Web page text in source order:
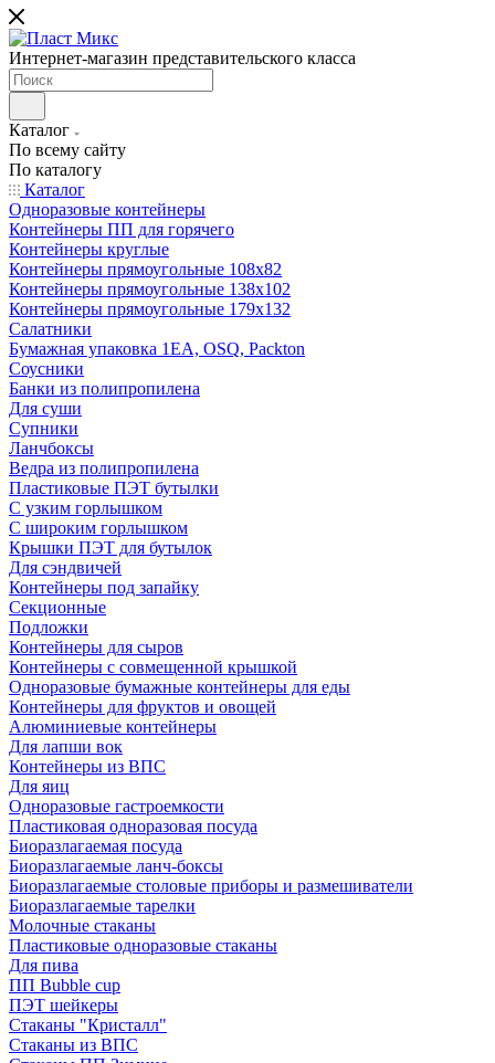
Интернет-магазин представительского класса
Каталог
По всему сайту
По каталогу
Каталог
Одноразовые контейнеры
Контейнеры ПП для горячего
Контейнеры круглые
Контейнеры прямоугольные 108х82
Контейнеры прямоугольные 138х102
Контейнеры прямоугольные 179х132
Салатники
Бумажная упаковка 1ЕА, OSQ, Packton
Соусники
Банки из полипропилена
Для суши
Супники
Ланчбоксы
Ведра из полипропилена
Пластиковые ПЭТ бутылки
С узким горлышком
С широким горлышком
Крышки ПЭТ для бутылок
Для сэндвичей
Контейнеры под запайку
Секционные
Подложки
Контейнеры для сыров
Контейнеры с совмещенной крышкой
Одноразовые бумажные контейнеры для еды
Контейнеры для фруктов и овощей
Алюминиевые контейнеры
Для лапши вок
Контейнеры из ВПС
Для яиц
Одноразовые гастроемкости
Пластиковая одноразовая посуда
Биоразлагаемая посуда
Биоразлагаемые ланч-боксы
Биоразлагаемые столовые приборы и размешиватели
Биоразлагаемые тарелки
Молочные стаканы
Пластиковые одноразовые стаканы
Для пива
ПП Bubble cup
ПЭТ шейкеры
Стаканы "Кристалл"
Стаканы из ВПС